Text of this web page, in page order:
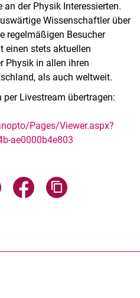
der Physik Interessierten.
Wissenschaftler über
regelmäßigen Besucher
einen stets aktuellen
Physik in allen ihren
als auch weltweit.
Livestream übertragen:
Pages/Viewer.aspx?
ae0000b4e803
E-Mail teilen
Seite über WhatsApp teilen
Seite über Facebook